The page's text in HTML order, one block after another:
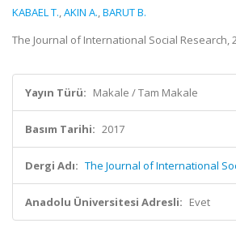
KABAEL T.,AKIN A.,BARUT B.
The Journal of International Social Research,
Yayın Türü: Makale / Tam Makale
Basım Tarihi: 2017
Dergi Adı: The Journal of International
Anadolu Üniversitesi Adresli: Evet